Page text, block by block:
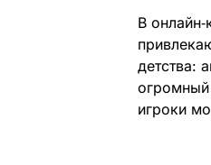
В
детства:
огромный
игроки